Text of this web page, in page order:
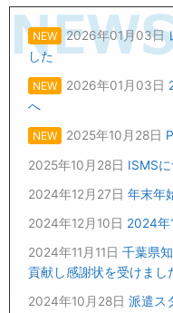
NEW 2026年01月03日
した
NEW 2026年01月03日
へ
NEW 2025年10月28日
2025年10月28日 ISMS
2024年12月27日 年末年
2024年12月10日 2024年
2024年11月11日 千葉県
貢献し感謝状を受けまし
2024年10月28日 派遣ス